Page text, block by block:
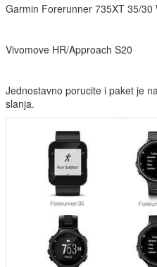
Garmin Forerunner 735XT 35/30
Vivomove HR/Approach S20
Jednostavno porucite i paket je
slanja.